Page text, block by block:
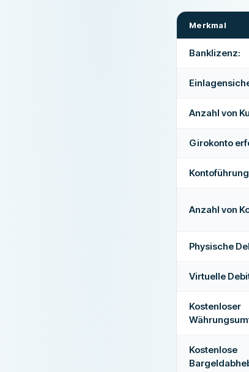
Merkmal
Banklizenz:
Anzahl von
Girokonto
Anzahl von
Physische
Virtuelle
Kostenloser
Kostenlose